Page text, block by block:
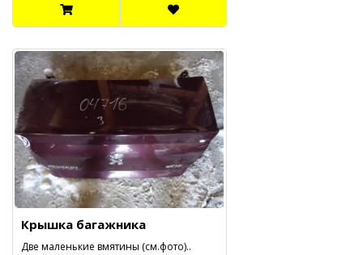
Крышка багажника
Две маленькие вмятины (см.фото)..